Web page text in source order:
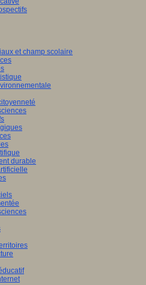
et champ scolaire
durable